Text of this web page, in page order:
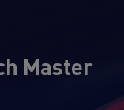
Master